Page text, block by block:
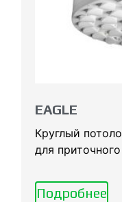
EAGLE
Круглый
для
Подробнее